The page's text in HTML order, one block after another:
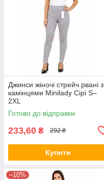
Джинси жіночі стрейч рвані з
камінцями Minilady Сірі S–
2XL
Готово до відправки
233,60 ₴ 292 ₴
Купити
–10%